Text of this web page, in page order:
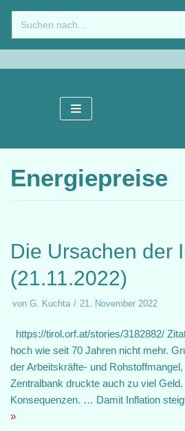
Zum
Inhalt
springen
Energiepreise
Die Ursachen der
(21.11.2022)
von G. Kuchta 21. November 2022
https://tirol.orf.at/stories/3182882/
hoch wie seit 70 Jahren nicht mehr.
der Arbeitskräfte- und
Zentralbank druckte auch zu viel
Konsequenzen. … Damit Inflation
»